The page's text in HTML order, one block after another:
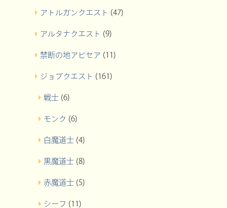
アトルガンクエスト (47)
アルタナクエスト (9)
禁断の地アビセア (11)
ジョブクエスト (161)
戦士 (6)
モンク (6)
白魔道士 (4)
黒魔道士 (8)
赤魔道士 (5)
シーフ (11)